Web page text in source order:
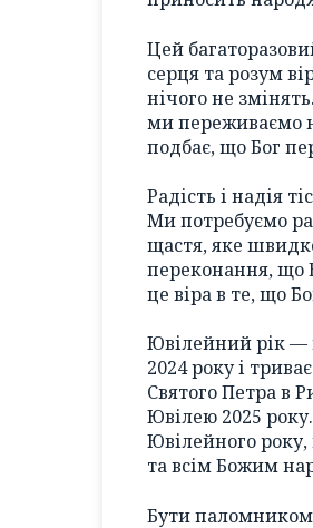
Цей
серця та розум
нічого не
ми переживаємо
подбає, що Бог
Радість і надія
Ми потребуємо
щастя, яке
переконання, що
це віра в те, що
Ювілейний рік —
2024 року і
Святого Петра в
Ювілею 2025
Ювілейного
та всім Божим
Бути паломником